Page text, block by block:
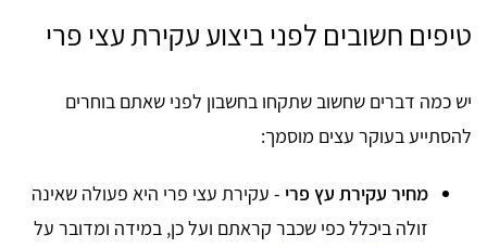
טיפים חשובים לפני ביצוע עקירת עצי פרי
יש כמה דברים שחשוב שתקחו בחשבון לפני שאתם בוחרים
להסתייע בעוקר עצים מוסמך:
מחיר עקירת עץ פרי - עקירת עצי פרי היא פעולה שאינה
זולה ביכלל כפי שכבר קראתם ועל כן, במידה ומדובר על